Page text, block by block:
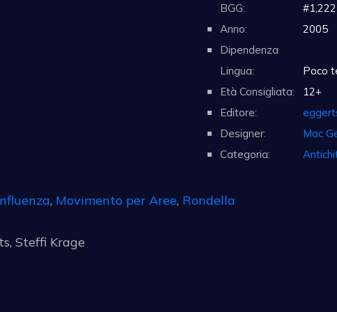
BGG:
#1,222
Anno:
2005
Dipendenza
Lingua:
Poco
Età Consigliata:
12+
Editore:
Designer:
Mac
Categoria:
, Movimento per Aree, Rondella
Steffi Krage